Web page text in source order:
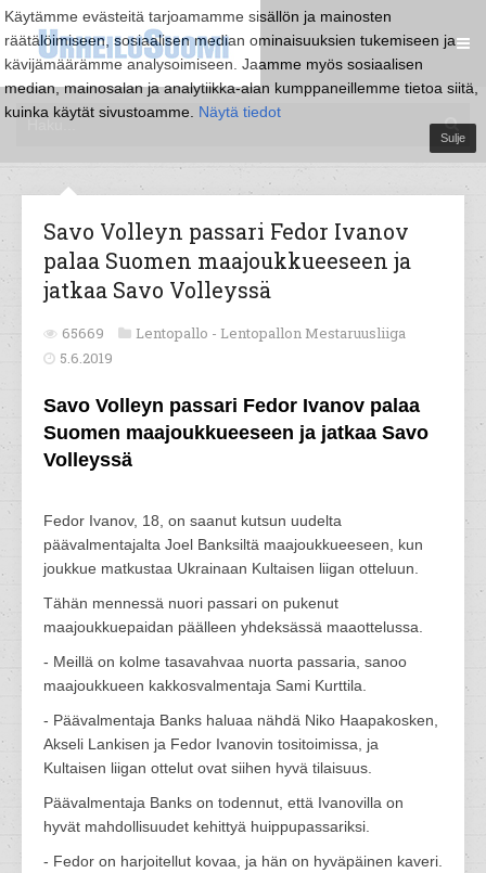
Käytämme evästeitä tarjoamamme sisällön ja mainosten
räätälöimiseen, sosiaalisen median ominaisuuksien tukemiseen ja
kävijämäärämme analysoimiseen. Jaamme myös sosiaalisen
median, mainosalan ja analytiikka-alan kumppaneillemme tietoa siitä,
kuinka käytät sivustoamme. Näytä tiedot
Sulje
Savo Volleyn passari Fedor Ivanov
palaa Suomen maajoukkueeseen ja
jatkaa Savo Volleyssä
65669 Lentopallo - Lentopallon Mestaruusliiga
5.6.2019
Savo Volleyn passari Fedor Ivanov palaa
Suomen maajoukkueeseen ja jatkaa Savo
Volleyssä
Fedor Ivanov, 18, on saanut kutsun uudelta
päävalmentajalta Joel Banksiltä maajoukkueeseen, kun
joukkue matkustaa Ukrainaan Kultaisen liigan otteluun.
Tähän mennessä nuori passari on pukenut
maajoukkuepaidan päälleen yhdeksässä maaottelussa.
- Meillä on kolme tasavahvaa nuorta passaria, sanoo
maajoukkueen kakkosvalmentaja Sami Kurttila.
- Päävalmentaja Banks haluaa nähdä Niko Haapakosken,
Akseli Lankisen ja Fedor Ivanovin tositoimissa, ja
Kultaisen liigan ottelut ovat siihen hyvä tilaisuus.
Päävalmentaja Banks on todennut, että Ivanovilla on
hyvät mahdollisuudet kehittyä huippupassariksi.
- Fedor on harjoitellut kovaa, ja hän on hyväpäinen kaveri.